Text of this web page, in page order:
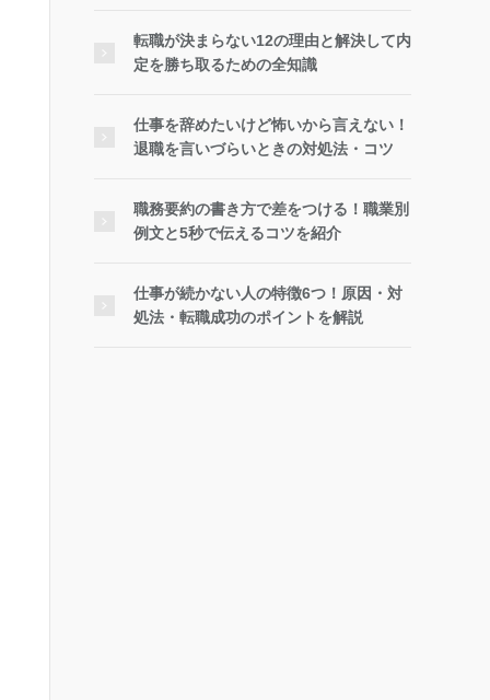
転職が決まらない12の理由と解決して内
定を勝ち取るための全知識
仕事を辞めたいけど怖いから言えない！
退職を言いづらいときの対処法・コツ
職務要約の書き方で差をつける！職業別
例文と5秒で伝えるコツを紹介
仕事が続かない人の特徴6つ！原因・対
処法・転職成功のポイントを解説